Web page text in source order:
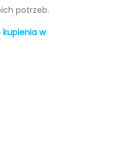
potrzeb.
kupienia w